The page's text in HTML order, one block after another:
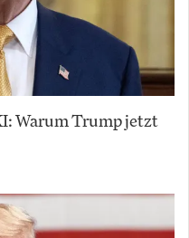
Warum Trump jetzt